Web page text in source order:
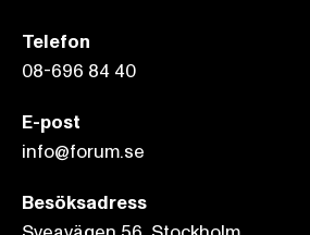
Telefon
08-696 84 40
E-post
info@forum.se
Besöksadress